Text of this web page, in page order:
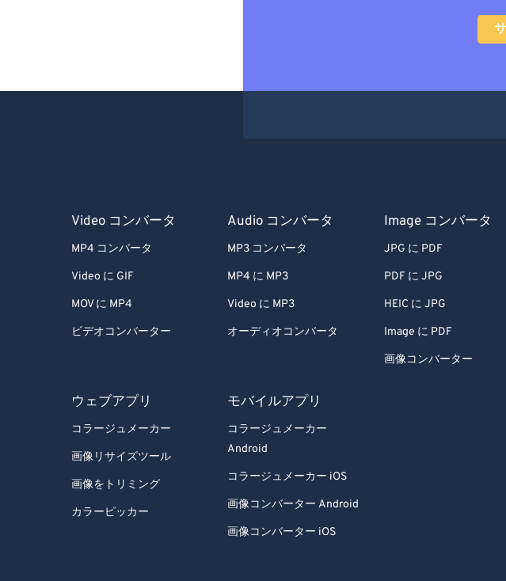
Video コンバータ
MP4 コンバータ
Video に GIF
MOV に MP4
ビデオコンバーター
Audio コンバータ
MP3 コンバータ
MP4 に MP3
Video に MP3
オーディオコンバータ
Image コンバータ
JPG に PDF
PDF に JPG
HEIC に JPG
Image に PDF
画像コンバーター
ウェブアプリ
コラージュメーカー
画像リサイズツール
画像をトリミング
カラーピッカー
モバイルアプリ
コラージュメーカー
Android
コラージュメーカー iOS
画像コンバーター Android
画像コンバーター iOS